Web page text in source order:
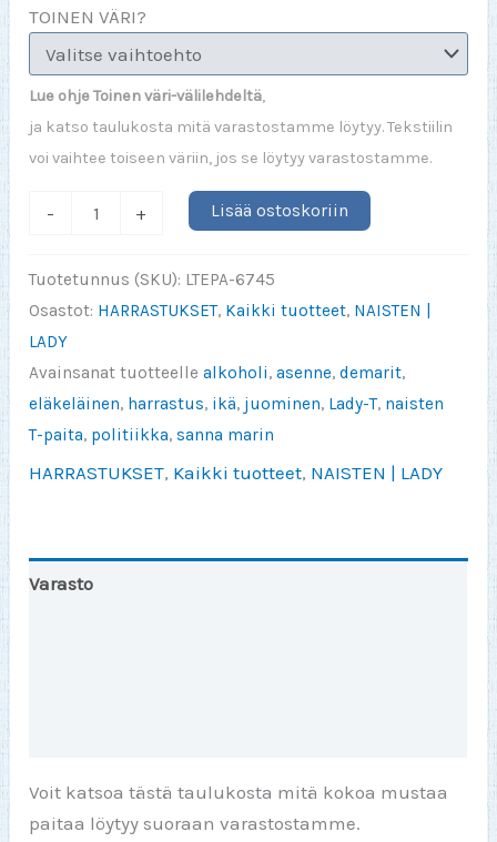
TOINEN VÄRI?
Lue ohje Toinen väri-välilehdeltä,
ja katso taulukosta mitä varastostamme löytyy. Tekstiilin
voi vaihtee toiseen väriin, jos se löytyy varastostamme.
-
tehnyt
laillisia
asioita
määrä
+ Lisää ostoskoriin
Tuotetunnus (SKU): LTEPA-6745
Osastot: HARRASTUKSET, Kaikki tuotteet, NAISTEN |
LADY
Avainsanat tuotteellealkoholi,asenne,demarit,
eläkeläinen, harrastus, ikä, juominen, Lady-T, naisten
T-paita, politiikka,sanna marin
HARRASTUKSET, Kaikki tuotteet, NAISTEN | LADY
Varasto
Voit katsoa tästä taulukosta mitä kokoa mustaa
paitaa löytyy suoraan varastostamme.